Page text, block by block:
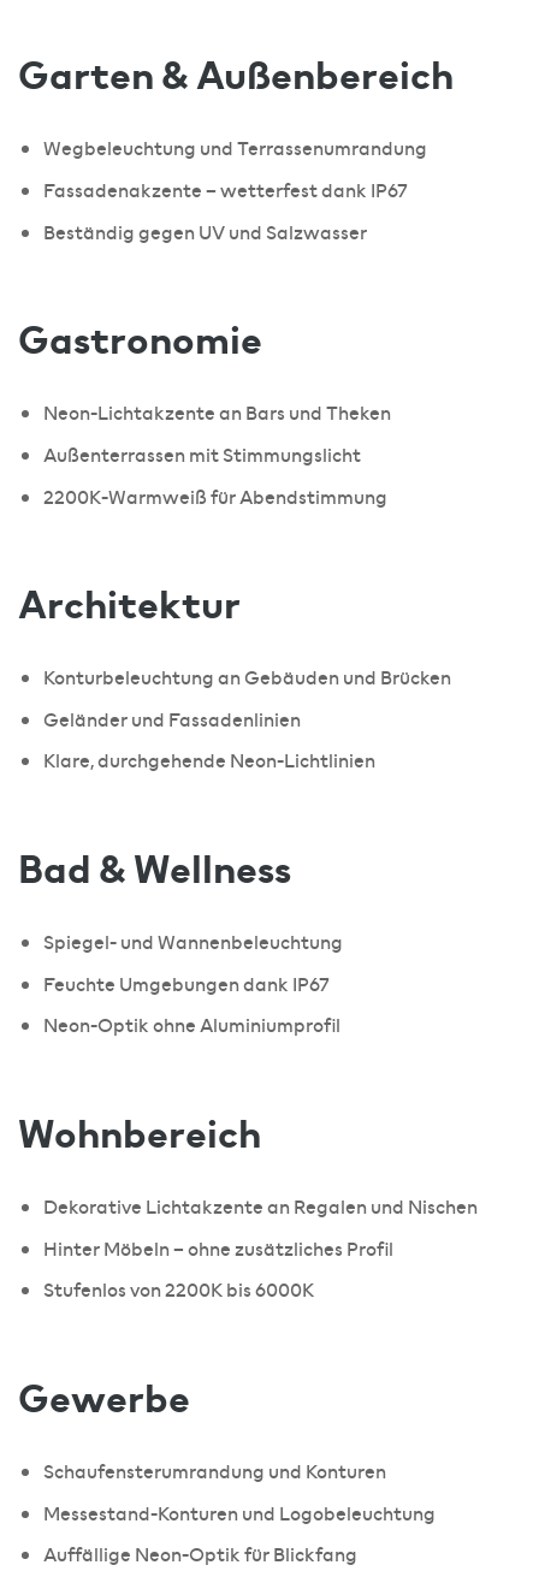
Garten & Außenbereich
Wegbeleuchtung und Terrassenumrandung
Fassadenakzente – wetterfest dank IP67
Beständig gegen UV und Salzwasser
Gastronomie
Neon-Lichtakzente an Bars und Theken
Außenterrassen mit Stimmungslicht
2200K-Warmweiß für Abendstimmung
Architektur
Konturbeleuchtung an Gebäuden und Brücken
Geländer und Fassadenlinien
Klare, durchgehende Neon-Lichtlinien
Bad & Wellness
Spiegel- und Wannenbeleuchtung
Feuchte Umgebungen dank IP67
Neon-Optik ohne Aluminiumprofil
Wohnbereich
Dekorative Lichtakzente an Regalen und Nischen
Hinter Möbeln – ohne zusätzliches Profil
Stufenlos von 2200K bis 6000K
Gewerbe
Schaufensterumrandung und Konturen
Messestand-Konturen und Logobeleuchtung
Auffällige Neon-Optik für Blickfang